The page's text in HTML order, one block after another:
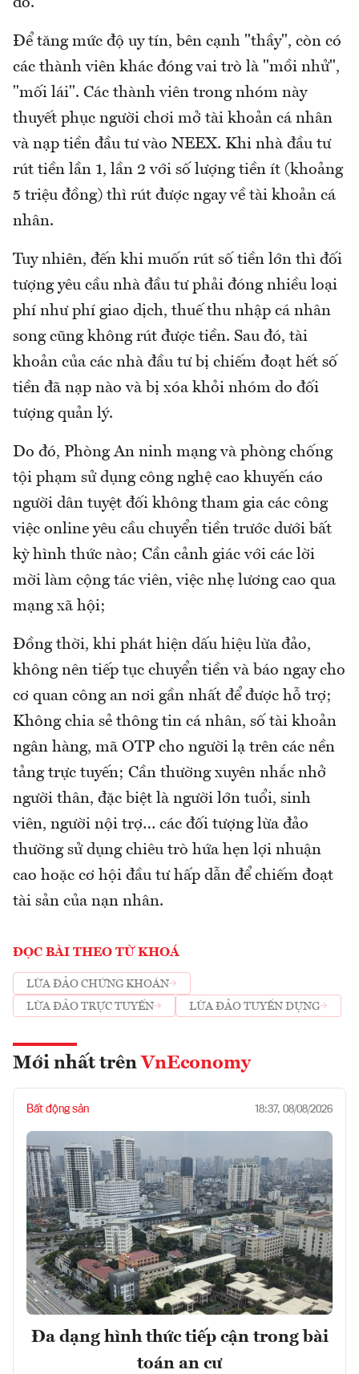
đó.
Để tăng mức độ uy tín, bên cạnh "thầy", còn có
các thành viên khác đóng vai trò là "mồi nhử",
"mối lái". Các thành viên trong nhóm này
thuyết phục người chơi mở tài khoản cá nhân
và nạp tiền đầu tư vào NEEX. Khi nhà đầu tư
rút tiền lần 1, lần 2 với số lượng tiền ít (khoảng
5 triệu đồng) thì rút được ngay về tài khoản cá
nhân.
Tuy nhiên, đến khi muốn rút số tiền lớn thì đối
tượng yêu cầu nhà đầu tư phải đóng nhiều loại
phí như phí giao dịch, thuế thu nhập cá nhân
song cũng không rút được tiền. Sau đó, tài
khoản của các nhà đầu tư bị chiếm đoạt hết số
tiền đã nạp nào và bị xóa khỏi nhóm do đối
tượng quản lý.
Do đó, Phòng An ninh mạng và phòng chống
tội phạm sử dụng công nghệ cao khuyến cáo
người dân tuyệt đối không tham gia các công
việc online yêu cầu chuyển tiền trước dưới bất
kỳ hình thức nào; Cần cảnh giác với các lời
mời làm cộng tác viên, việc nhẹ lương cao qua
mạng xã hội;
Đồng thời, khi phát hiện dấu hiệu lừa đảo,
không nên tiếp tục chuyển tiền và báo ngay cho
cơ quan công an nơi gần nhất để được hỗ trợ;
Không chia sẻ thông tin cá nhân, số tài khoản
ngân hàng, mã OTP cho người lạ trên các nền
tảng trực tuyến; Cần thường xuyên nhắc nhở
người thân, đặc biệt là người lớn tuổi, sinh
viên, người nội trợ… các đối tượng lừa đảo
thường sử dụng chiêu trò hứa hẹn lợi nhuận
cao hoặc cơ hội đầu tư hấp dẫn để chiếm đoạt
tài sản của nạn nhân.
ĐỌC BÀI THEO TỪ KHOÁ
LỪA ĐẢO CHỨNG KHOÁN
LỪA ĐẢO TRỰC TUYẾN
LỪA ĐẢO TUYỂN DỤNG
Mới nhất trên VnEconomy
Bất động sản 18:37, 08/08/2026
Đa dạng hình thức tiếp cận trong bài
toán an cư